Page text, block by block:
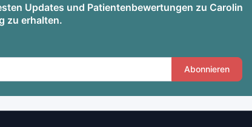
Updates und Patientenbewertungen zu Carolin
zu erhalten.
Abonnieren